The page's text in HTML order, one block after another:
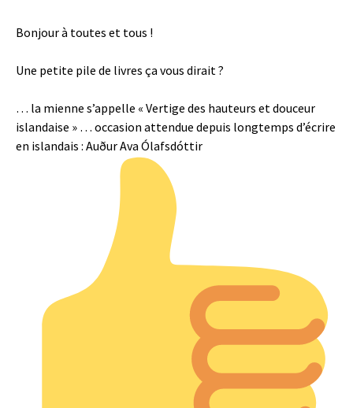
Bonjour à toutes et tous !
Une petite pile de livres ça vous dirait ?
… la mienne s’appelle « Vertige des hauteurs et douceur
islandaise » … occasion attendue depuis longtemps d’écrire
en islandais : Auður Ava Ólafsdóttir